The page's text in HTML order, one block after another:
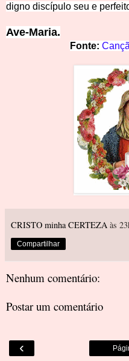
digno discípulo seu e
Ave-Maria.
Fonte:
CRISTO minha CERTEZA às
Compartilhar
Nenhum comentário:
Postar um comentário
‹